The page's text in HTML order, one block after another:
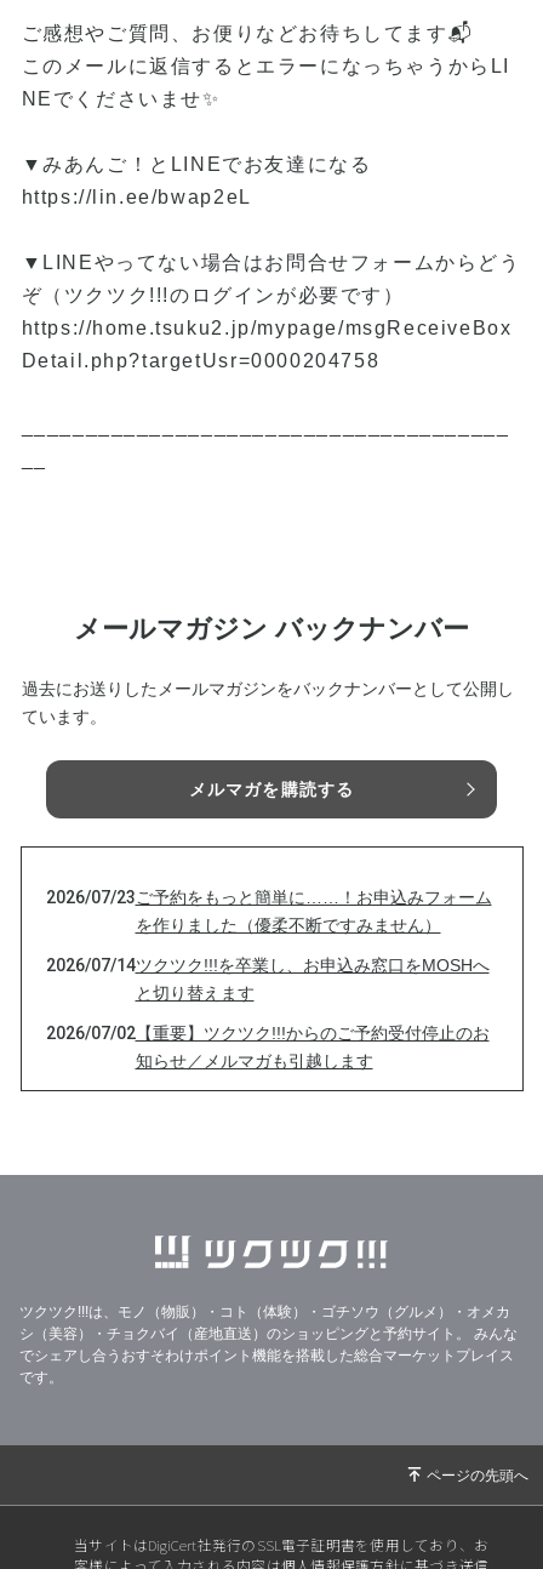
ご感想やご質問、お便りなどお待ちしてます📬
このメールに返信するとエラーになっちゃうからLI
NEでくださいませ✨
▼みあんご！とLINEでお友達になる
https://lin.ee/bwap2eL
▼LINEやってない場合はお問合せフォームからどう
ぞ（ツクツク!!!のログインが必要です）
https://home.tsuku2.jp/mypage/msgReceiveBox
Detail.php?targetUsr=0000204758
メールマガジン バックナンバー
過去にお送りしたメールマガジンをバックナンバーとして公開し
ています。
メルマガを購読する
2026/07/23ご予約をもっと簡単に……！お申込みフォーム
を作りました（優柔不断ですみません）
2026/07/14ツクツク!!!を卒業し、お申込み窓口をMOSHへ
と切り替えます
2026/07/02【重要】ツクツク!!!からのご予約受付停止のお
知らせ／メルマガも引越します
2026/05/19嫉妬される人には、共通点がある【第46号】
にある【第45号】
した！
2026/04/14直感を磨くなら、瞑想よりもまずは家事。【第
2026/02/17 心当たりのない「口コミ」が掲載されていまし
ツクツク!!!は、モノ（物販）・コト（体験）・ゴチソウ（グルメ）・オメカ
シ（美容）・チョクバイ（産地直送）のショッピングと予約サイト。
みんな
でシェアし合うおすそわけポイント機能を搭載した総合マーケットプレイス
です。
当サイトはDigiCert社発行のSSL電子証明書を使用しており、お
客様によって入力される内容は個人情報保護方針に基づき送信